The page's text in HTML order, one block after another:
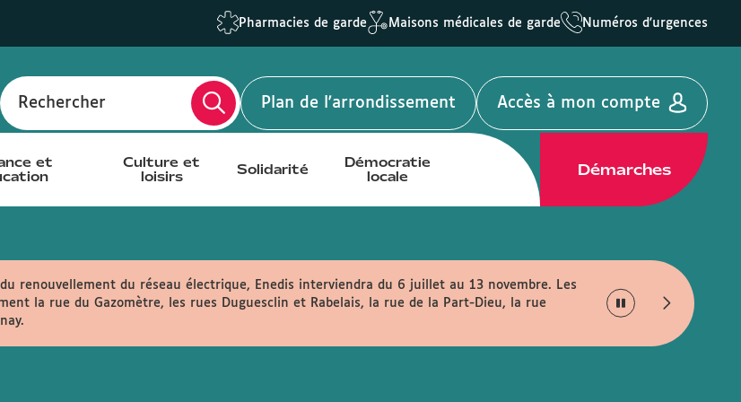
Pharmacies de garde Maisons médicales de garde Numéros d'urgences
Rechercher Plan de l'arrondissement Accès à mon compte
et
Culture et
loisirs
Solidarité
Démocratie
locale
Démarches
du renouvellement du réseau électrique, Enedis interviendra du 6 juillet au 13 novembre. Les
la rue du Gazomètre, les rues Duguesclin et Rabelais, la rue de la Part-Dieu, la rue
Votre mairie passe à
lundi au vendredi